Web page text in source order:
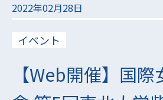
2022年02月28日
イベント
【Web開催】国